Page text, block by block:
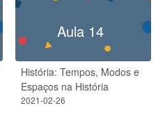
Aula 14
História: Tempos, Modos e
Espaços na História
2021-02-26